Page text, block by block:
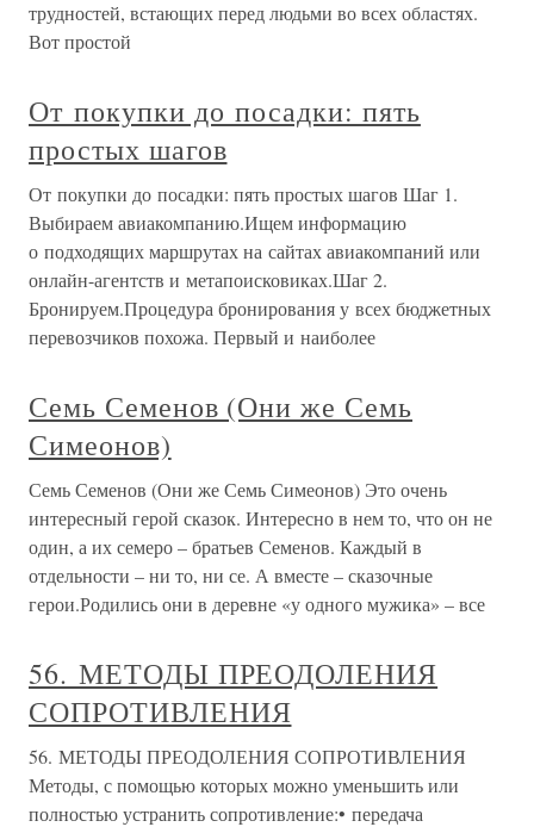
трудностей, встающих перед людьми во всех областях.
Вот простой
От покупки до посадки: пять
простых шагов
От покупки до посадки: пять простых шагов Шаг 1.
Выбираем авиакомпанию.Ищем информацию
о подходящих маршрутах на сайтах авиакомпаний или
онлайн-агентств и метапоисковиках.Шаг 2.
Бронируем.Процедура бронирования у всех бюджетных
перевозчиков похожа. Первый и наиболее
Семь Семенов (Они же Семь
Симеонов)
Семь Семенов (Они же Семь Симеонов) Это очень
интересный герой сказок. Интересно в нем то, что он не
один, а их семеро – братьев Семенов. Каждый в
отдельности – ни то, ни се. А вместе – сказочные
герои.Родились они в деревне «у одного мужика» – все
56. МЕТОДЫ ПРЕОДОЛЕНИЯ
СОПРОТИВЛЕНИЯ
56. МЕТОДЫ ПРЕОДОЛЕНИЯ СОПРОТИВЛЕНИЯ
Методы, с помощью которых можно уменьшить или
полностью устранить сопротивление:• передача